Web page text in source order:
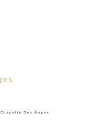
Chapelle Des Anges